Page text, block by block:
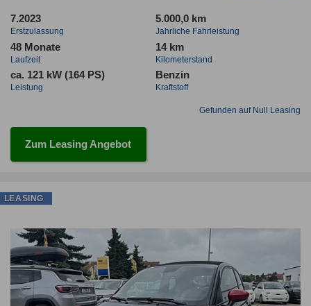
7.2023
Erstzulassung
5.000,0 km
Jahrliche Fahrleistung
48 Monate
Laufzeit
14 km
Kilometerstand
ca. 121 kW (164 PS)
Leistung
Benzin
Kraftstoff
Gefunden auf Null Leasing
Zum Leasing Angebot
LEASING